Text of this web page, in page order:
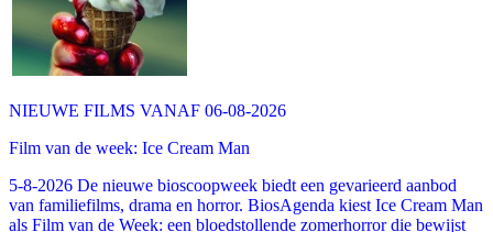
NIEUWE FILMS VANAF 06-08-2026
Film van de week: Ice Cream Man
5-8-2026 De nieuwe bioscoopweek biedt een gevarieerd aanbod
van familiefilms, drama en horror. BiosAgenda kiest Ice Cream Man
als Film van de Week: een bloedstollende zomerhorror die bewijst